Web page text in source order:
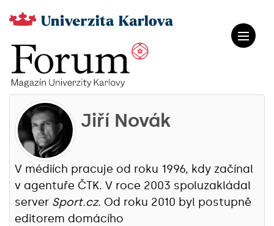
Jiří Novák
V médiích pracuje od roku 1996, kdy začínal
v agentuře ČTK. V roce 2003 spoluzakládal
server Sport.cz. Od roku 2010 byl postupně
editorem domácího